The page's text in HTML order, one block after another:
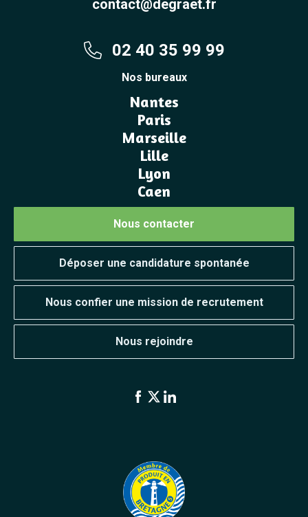
contact@degraet.fr
02 40 35 99 99
Nos bureaux
Nantes
Paris
Marseille
Lille
Lyon
Caen
Nous contacter
Déposer une candidature spontanée
Nous confier une mission de recrutement
Nous rejoindre